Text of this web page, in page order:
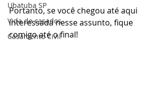
Ubatuba SP
Vida de casados
Casamento Civil
Portanto, se você chegou até aqui
interessada nesse assunto, fique
comigo até o final!